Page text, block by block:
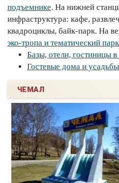
подъемнике. На нижней
инфраструктура: кафе,
квадроциклы, байк-парк. На
эко-тропа и тематический
Базы, отели, гостиницы
Гостевые дома и
ЧЕМАЛ